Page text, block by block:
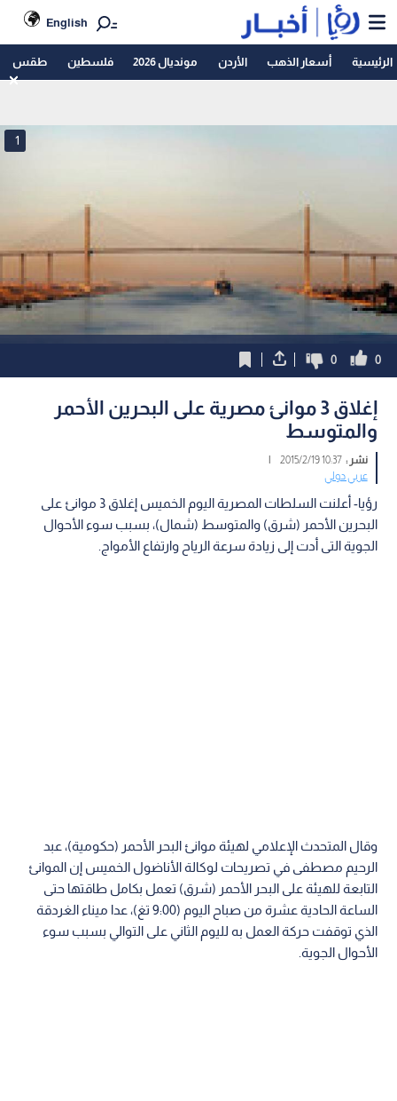
English
الرئيسية أسعار الذهب الأردن مونديال 2026 فلسطين طقس
1
0
0
إغلاق 3 موانئ مصرية على البحرين الأحمر
والمتوسط
نشر :10:37 2015/2/19
|
عربي دولي
رؤيا- أعلنت السلطات المصرية اليوم الخميس إغلاق 3 موانئ على
البحرين الأحمر (شرق) والمتوسط (شمال)، بسبب سوء الأحوال
الجوية التى أدت إلى زيادة سرعة الرياح وارتفاع الأمواج.
وقال المتحدث الإعلامي لهيئة موانئ البحر الأحمر (حكومية)، عبد
الرحيم مصطفى في تصريحات لوكالة الأناضول الخميس إن الموانئ
التابعة للهيئة على البحر الأحمر (شرق) تعمل بكامل طاقتها حتى
الساعة الحادية عشرة من صباح اليوم (9:00 تغ)، عدا ميناء الغردقة
الذي توقفت حركة العمل به لليوم الثاني على التوالي بسبب سوء
الأحوال الجوية.